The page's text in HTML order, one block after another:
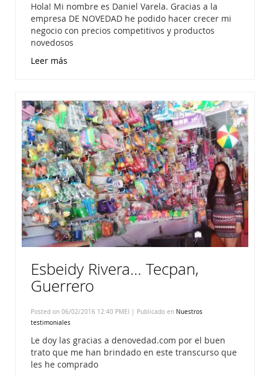
Hola! Mi nombre es Daniel Varela. Gracias a la
empresa DE NOVEDAD he podido hacer crecer mi
negocio con precios competitivos y productos
novedosos
Leer más
Esbeidy Rivera… Tecpan,
Guerrero
Posted on 06/02/2016 12:40 PMEl | Publicado en Nuestros
testimoniales
Le doy las gracias a denovedad.com por el buen
trato que me han brindado en este transcurso que
les he comprado